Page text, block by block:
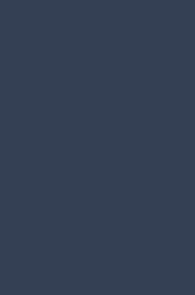
斷大宗商品市場與全球